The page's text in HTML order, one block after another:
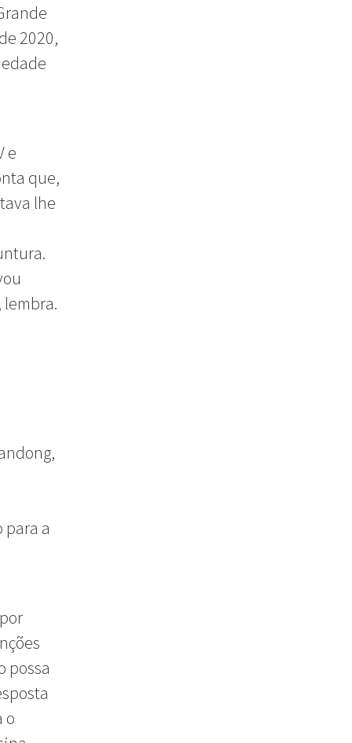
2020,
e
que,
lhe
para a
possa
o